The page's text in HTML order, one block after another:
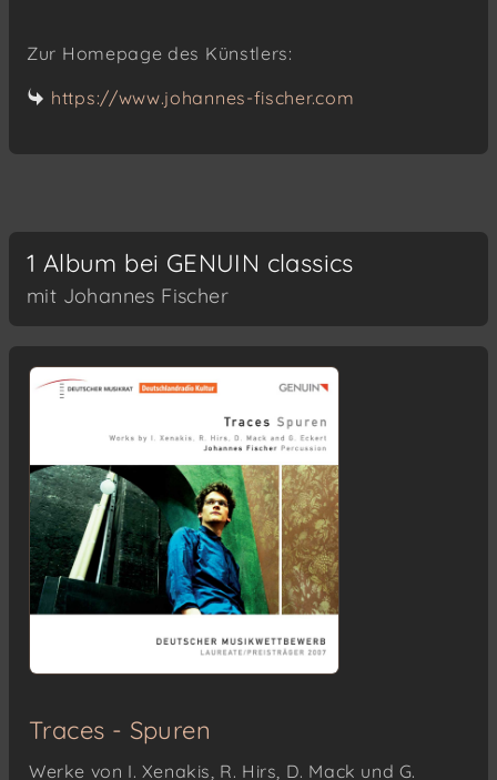
Zur Homepage des Künstlers:
https://www.johannes-fischer.com
1 Album bei GENUIN classics
mit Johannes Fischer
Traces - Spuren
Werke von I. Xenakis, R. Hirs, D. Mack und G.